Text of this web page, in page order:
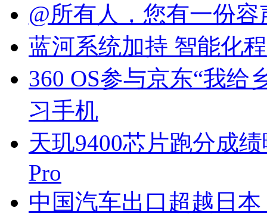
@所有人，您有一份
蓝河系统加持 智能化
360 OS参与京东“我给
习手机
天玑9400芯片跑分成
Pro
中国汽车出口超越日